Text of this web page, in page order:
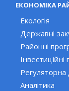
ЕКОНОМІКА
Екологія
Державні
Районні
Інвестиційні
Регуляторна
Аналітика